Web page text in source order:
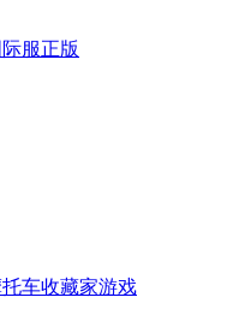
服正版
托车收藏家游戏